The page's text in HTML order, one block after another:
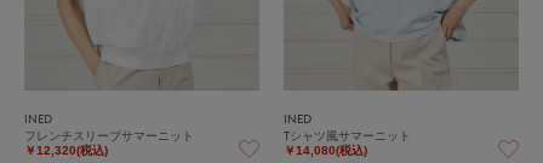
INED
フレンチスリーブサマーニット
￥12,320(税込)
INED
Tシャツ風サマーニット
￥14,080(税込)